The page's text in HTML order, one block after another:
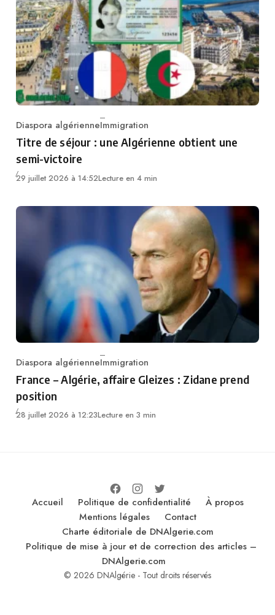
Category
Diaspora algérienneImmigration
Titre de séjour : une Algérienne obtient une
semi-victoire
29 juillet 2026 à 14:52Lecture en 4 min
Category
Diaspora algérienneImmigration
France – Algérie, affaire Gleizes : Zidane prend
position
28 juillet 2026 à 12:23Lecture en 3 min
Accueil Politique de confidentialité
À propos
Mentions légales
Contact
Charte éditoriale de DNAlgerie.com
Politique de mise à jour et de correction des articles –
DNAlgerie.com
© 2026 DNAlgérie - Tout droits réservés